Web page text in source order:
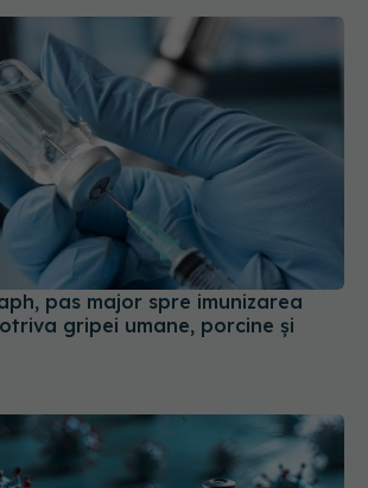
pas major spre imunizarea
gripei umane, porcine și